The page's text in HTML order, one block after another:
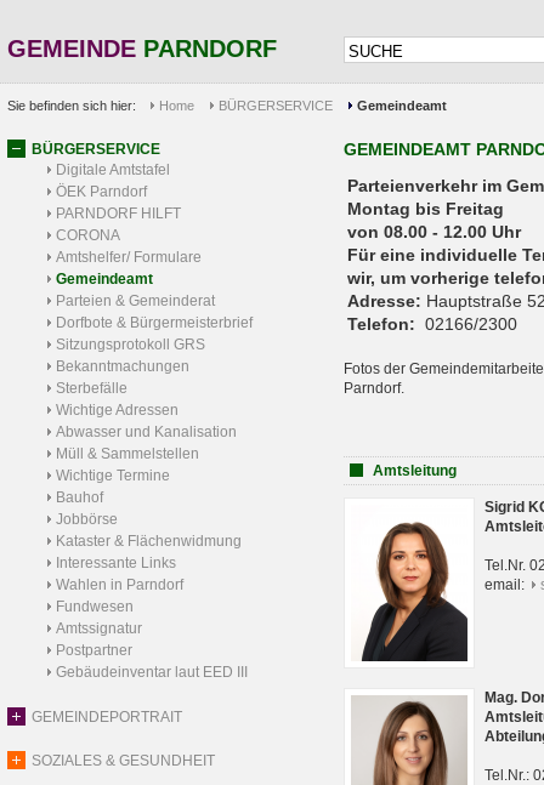
GEMEINDE PARNDORF
Sie befinden sich hier: Home BÜRGERSERVICE Gemeindeamt
BÜRGERSERVICE
Digitale Amtstafel
ÖEK Parndorf
PARNDORF HILFT
CORONA
Amtshelfer/ Formulare
Gemeindeamt
Parteien & Gemeinderat
Dorfbote & Bürgermeisterbrief
Sitzungsprotokoll GRS
Bekanntmachungen
Sterbefälle
Wichtige Adressen
Abwasser und Kanalisation
Müll & Sammelstellen
Wichtige Termine
Bauhof
Jobbörse
Kataster & Flächenwidmung
Interessante Links
Wahlen in Parndorf
Fundwesen
Amtssignatur
Postpartner
Gebäudeinventar laut EED III
GEMEINDEPORTRAIT
SOZIALES & GESUNDHEIT
GEMEINDEAMT
Parteienverkehr
Montag bis Freitag
von 08.00 - 12.00 Uhr
Für eine individuelle
wir, um vorherige
Adresse: Hauptstraße
Telefon: 02166/2300
Fotos der
Parndorf.
Amtsleitung
Sigrid
Tel.Nr.
email:
Mag.
Tel.Nr.: